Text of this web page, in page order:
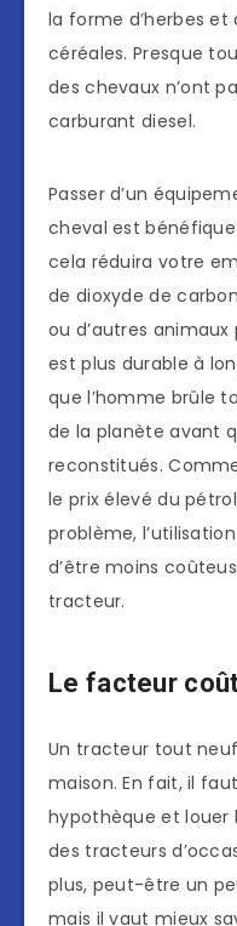
la forme d’herbes
céréales. Presque
des chevaux n’ont
carburant diesel.
Passer d’un
cheval est
cela réduira votre
de dioxyde de
ou d’autres
est plus durable à
que l’homme brûle
de la planète avant
reconstitués.
le prix élevé du
problème,
d’être moins
tracteur.
Le facteur
Un tracteur tout
maison. En fait, il
hypothèque et louer
des tracteurs
plus, peut-être un
mais il vaut mieux